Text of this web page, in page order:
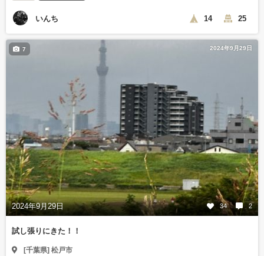
いんち 14 25
2024年9月29日
2024年9月29日 34 2
7
試し張りにきた！！
[千葉県] 松戸市